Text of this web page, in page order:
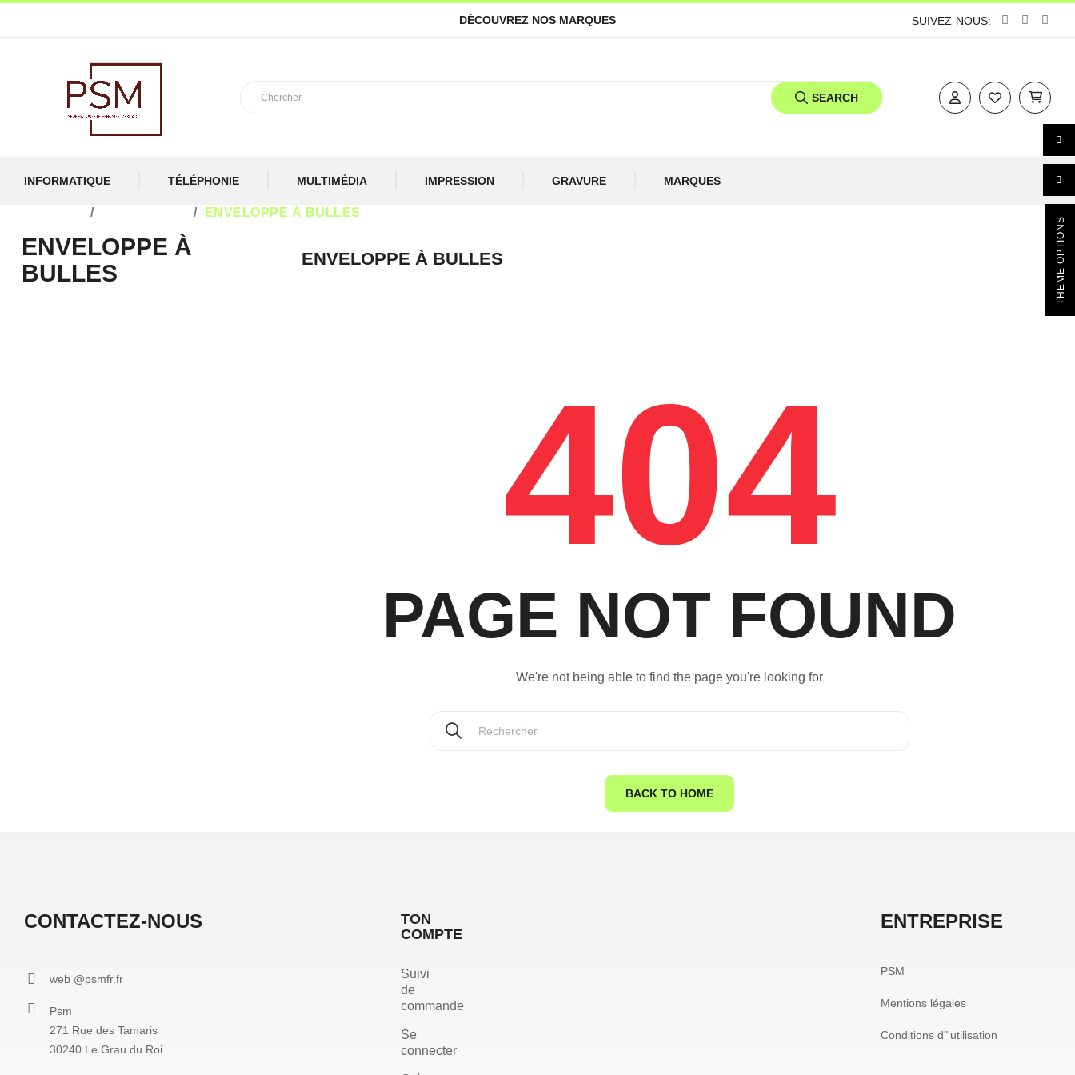
DÉCOUVREZ NOS MARQUES SUIVEZ-NOUS:
SEARCH
INFORMATIQUE TÉLÉPHONIE MULTIMÉDIA IMPRESSION GRAVURE MARQUES
ENVELOPPE À BULLES
ENVELOPPE À
BULLES
ENVELOPPE À BULLES
404
PAGE NOT FOUND
We're not being able to find the page you're looking for
BACK TO HOME
CONTACTEZ-NOUS
web @psmfr.fr
Psm
271 Rue des Tamaris
30240 Le Grau du Roi
TON
COMPTE
Suivi
de
commande
Se
connecter
ENTREPRISE
PSM
Mentions légales
Conditions d"'utilisation
THEME OPTIONS